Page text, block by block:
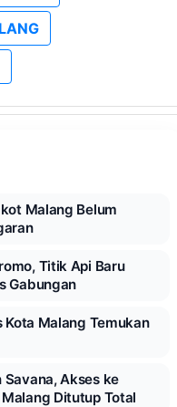
Malang Belum
Titik Api Baru
Gabungan
Kota Malang Temukan
Akses ke
Ditutup Total